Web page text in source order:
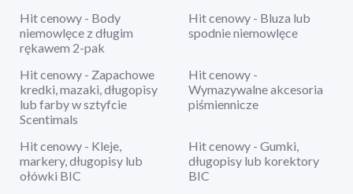
Hit cenowy - Body
niemowlęce z długim
rękawem 2-pak
Hit cenowy - Bluza lub
spodnie niemowlęce
Hit cenowy - Zapachowe
kredki, mazaki, długopisy
lub farby w sztyfcie
Scentimals
Hit cenowy -
Wymazywalne akcesoria
piśmiennicze
Hit cenowy - Kleje,
markery, długopisy lub
ołówki BIC
Hit cenowy - Gumki,
długopisy lub korektory
BIC